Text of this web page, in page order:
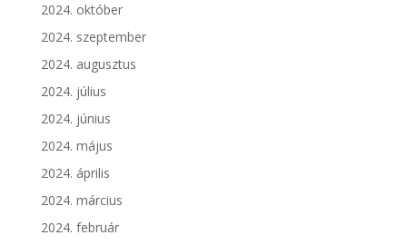
2024. október
2024. szeptember
2024. augusztus
2024. július
2024. június
2024. május
2024. április
2024. március
2024. február